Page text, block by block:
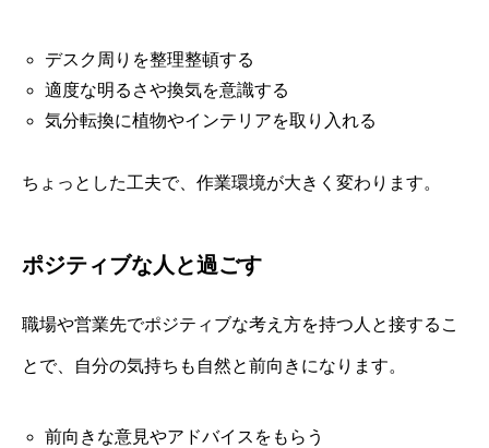
デスク周りを整理整頓する
適度な明るさや換気を意識する
気分転換に植物やインテリアを取り入れる
ちょっとした工夫で、作業環境が大きく変わります。
ポジティブな人と過ごす
職場や営業先でポジティブな考え方を持つ人と接するこ
とで、自分の気持ちも自然と前向きになります。
前向きな意見やアドバイスをもらう